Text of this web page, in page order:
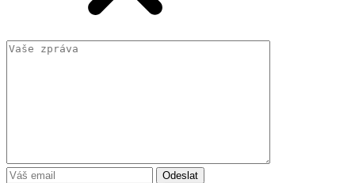
Odeslat